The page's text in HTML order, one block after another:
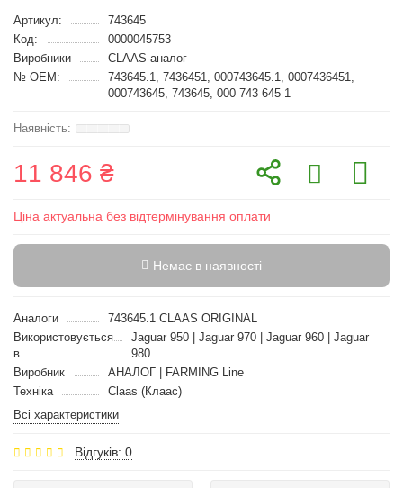
Артикул:
743645
Код:
0000045753
Виробники
CLAAS-аналог
№ OEM:
743645.1, 7436451, 000743645.1, 0007436451,
000743645, 743645, 000 743 645 1
11 846 ₴
Ціна актуальна без відтермінування оплати
Немає в наявності
Аналоги
743645.1 CLAAS ORIGINAL
Використовується
в
Jaguar 950 | Jaguar 970 | Jaguar 960 | Jaguar
980
Виробник
АНАЛОГ | FARMING Line
Техніка
Claas (Клаас)
Всі характеристики
Відгуків: 0